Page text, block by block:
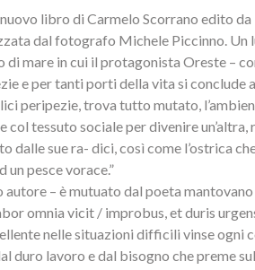
libro di Carmelo Scorrano edito
dal fotografo Michele Piccinno. Un
mare in cui il protagonista Oreste –
e per tanti porti della vita si conclude
peripezie, trova tutto mutato,
col tessuto sociale per divenire
dalle sue ra- dici, così come l’ostrica
pesce vorace.”
autore – è mutuato dal poeta
omnia vicit / improbus, et duris
nelle situazioni difficili vinse ogni
duro lavoro e dal bisogno che preme